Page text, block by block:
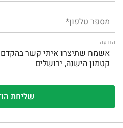
הודעה